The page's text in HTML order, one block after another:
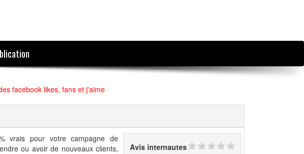
facebook likes, fans et j'aime
vrais pour votre campagne de
ou avoir de nouveaux clients,
Avis internautes